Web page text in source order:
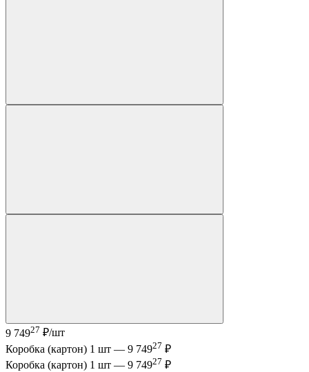
9 74927 ₽/шт
Коробка (картон) 1 шт — 9 74927 ₽
Коробка (картон) 1 шт — 9 74927 ₽